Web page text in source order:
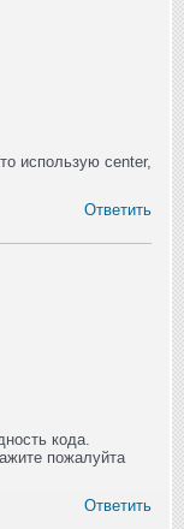
использую center,
Ответить
кода.
пожалуйта
Ответить